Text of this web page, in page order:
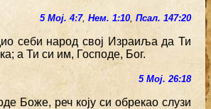
5 Мој. 4:7, Нем. 1:10, Псал. 147:20
себи народ свој Израиља да Ти
а Ти си им, Господе, Бог.
5 Мој. 26:18
Боже, реч коју си обрекао слузи